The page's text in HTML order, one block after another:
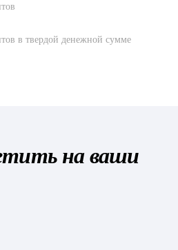
в твердой денежной сумме
на ваши